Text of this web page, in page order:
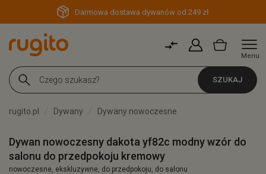
Darmowa dostawa dywanów od 249 zł
Menu
SZUKAJ
rugito.pl Dywany Dywany nowoczesne
Dywan nowoczesny dakota yf82c modny wzór do
salonu do przedpokoju kremowy
nowoczesne, ekskluzywne, do przedpokoju, do salonu